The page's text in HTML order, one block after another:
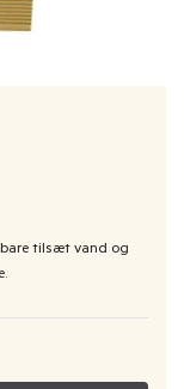
tilsæt vand og